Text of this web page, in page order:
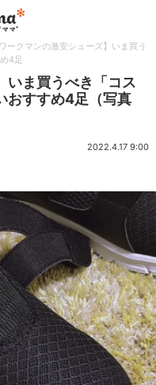
ワークマンの激安シューズ】いま買う
4足
いま買うべき「コス
おすすめ4足（写真
2022.4.17 9:00